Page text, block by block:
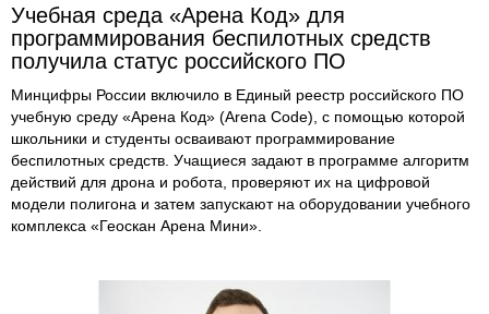
Учебная среда «Арена Код» для
программирования беспилотных средств
получила статус российского ПО
Минцифры России включило в Единый реестр российского ПО
учебную среду «Арена Код» (Arena Code), с помощью которой
школьники и студенты осваивают программирование
беспилотных средств. Учащиеся задают в программе алгоритм
действий для дрона и робота, проверяют их на цифровой
модели полигона и затем запускают на оборудовании учебного
комплекса «Геоскан Арена Мини».